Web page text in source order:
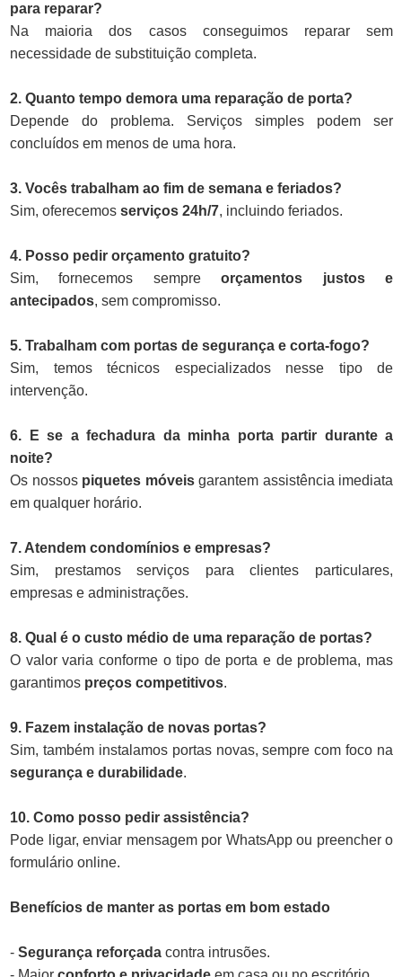
para reparar?
Na maioria dos casos conseguimos reparar sem
necessidade de substituição completa.
2. Quanto tempo demora uma reparação de porta?
Depende do problema. Serviços simples podem ser
concluídos em menos de uma hora.
3. Vocês trabalham ao fim de semana e feriados?
Sim, oferecemos serviços 24h/7, incluindo feriados.
4. Posso pedir orçamento gratuito?
Sim, fornecemos sempreorçamentos justos e
antecipados, sem compromisso.
5. Trabalham com portas de segurança e corta-fogo?
Sim, temos técnicos especializados nesse tipo de
intervenção.
6. E se a fechadura da minha porta partir durante a
noite?
Os nossos piquetes móveisgarantem assistência imediata
em qualquer horário.
7. Atendem condomínios e empresas?
Sim, prestamos serviços para clientes particulares,
empresas e administrações.
8. Qual é o custo médio de uma reparação de portas?
O valor varia conforme o tipo de porta e de problema, mas
garantimos preços competitivos.
9. Fazem instalação de novas portas?
Sim, também instalamos portas novas, sempre com foco na
segurança e durabilidade.
10. Como posso pedir assistência?
Pode ligar, enviar mensagem por WhatsApp ou preencher o
formulário online.
Benefícios de manter as portas em bom estado
- Segurança reforçada contra intrusões.